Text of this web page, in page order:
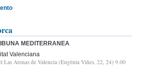
MEDITERRANEA
Valenciana
Las Arenas de Valencia (Eugènia Viñes, 22, 24) 9.00